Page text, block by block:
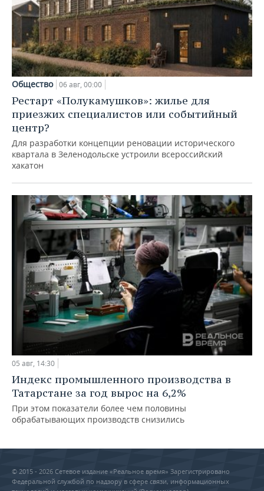
Общество 06 авг, 00:00
Рестарт «Полукамушков»: жилье для
приезжих специалистов или событийный
центр?
Для разработки концепции реновации исторического
квартала в Зеленодольске устроили всероссийский
хакатон
05 авг, 14:30
Индекс промышленного производства в
Татарстане за год вырос на 6,2%
При этом показатели более чем половины
обрабатывающих производств снизились
© 2015 - 2026 Сетевое издание «Реальное время» Зарегистрировано
Федеральной службой по надзору в сфере связи, информационных